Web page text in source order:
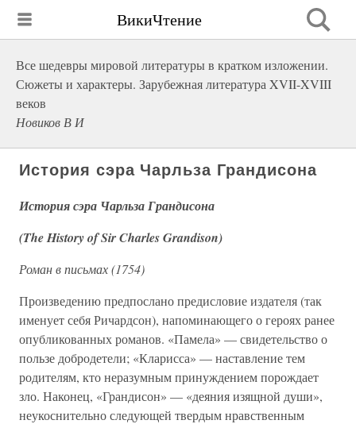
ВикиЧтение
Все шедевры мировой литературы в кратком изложении.
Сюжеты и характеры. Зарубежная литература XVII-XVIII
веков
Новиков В И
История сэра Чарльза Грандисона
История сэра Чарльза Грандисона
(The History of Sir Charles Grandison)
Роман в письмах (1754)
Произведению предпослано предисловие издателя (так
именует себя Ричардсон), напоминающего о героях ранее
опубликованных романов. «Памела» — свидетельство о
пользе добродетели; «Кларисса» — наставление тем
родителям, кто неразумным принуждением порождает
зло. Наконец, «Грандисон» — «деяния изящной души»,
неукоснительно следующей твердым нравственным